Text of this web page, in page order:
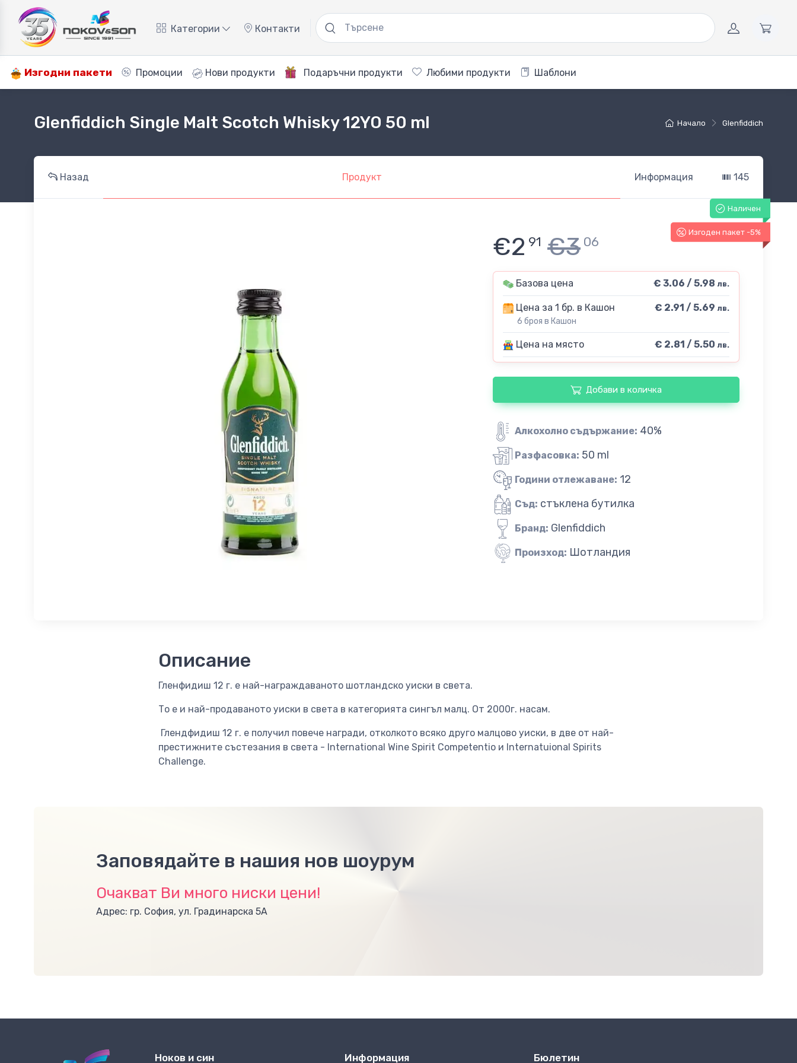
Категории Контакти
Изгодни пакети Промоции Нови продукти Подаръчни продукти Любими продукти Шаблони
Начало Glenfiddich
Glenfiddich Single Malt Scotch Whisky 12YO 50 ml
Назад Продукт Информация 145
Наличен
Изгоден пакет -5%
€2 91 €3 06
Базова цена € 3.06 / 5.98 лв.
Цена за 1 бр. в Кашон
6 броя в Кашон
€ 2.91 / 5.69 лв.
Цена на място € 2.81 / 5.50 лв.
Добави в количка
Алкохолно съдържание: 40%
Разфасовка: 50 ml
Години отлежаване: 12
Съд: стъклена бутилка
Бранд: Glenfiddich
Произход: Шотландия
Описание
Гленфидиш 12 г. е най-награждаваното шотландско уиски в света.
То е и най-продаваното уиски в света в категорията сингъл малц. От 2000г. насам.
Глендфидиш 12 г. е получил повече награди, отколкото всяко друго малцово уиски, в две от най-
престижните състезания в света - International Wine Spirit Competentio и Internatuional Spirits
Challenge.
Заповядайте в нашия нов шоурум
Очакват Ви много ниски цени!
Адрес: гр. София, ул. Градинарска 5А
Ноков и син Информация Бюлетин